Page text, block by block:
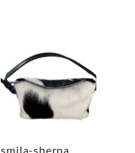
smila-sherpa